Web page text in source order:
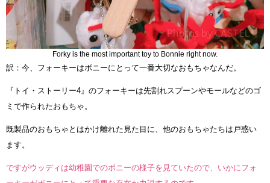
Forky is the most important toy to Bonnie right now.
訳：今、フォーキーはボニーにとって一番大切なおもちゃなんだ。
『トイ・ストーリー4』のフォーキーは先割れスプーンやモールなどのゴ
ミで作られたおもちゃ。
既製品のおもちゃとはかけ離れた見た目に、他のおもちゃたちは戸惑い
ます。
ですがウッディは幼稚園でのボニーの様子を見ていたので、いかにフォ